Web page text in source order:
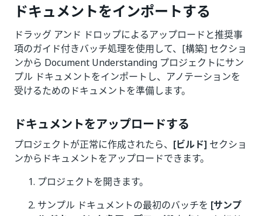
ドキュメントをインポートする
ドラッグ アンド ドロップによるアップロードと推奨事
項のガイド付きバッチ処理を使用して、[構築] セクショ
ンから Document Understanding プロジェクトにサン
プル ドキュメントをインポートし、アノテーションを
受けるためのドキュメントを準備します。
ドキュメントをアップロードする
プロジェクトが正常に作成されたら、 [ビルド] セクショ
ンからドキュメントをアップロードできます。
プロジェクトを開きます。
サンプル ドキュメントの最初のバッチを [サンプ